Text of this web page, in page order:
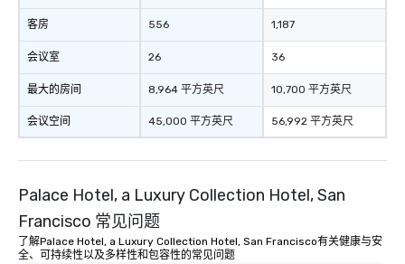
客房
会议室
最大的房间
会议空间
556
26
8,964 平方英尺
45,000 平方英尺
1,187
36
10,700 平方英尺
56,992 平方英尺
Palace Hotel, a Luxury Collection Hotel, San
Francisco 常见问题
了解Palace Hotel, a Luxury Collection Hotel, San Francisco有关健康与安
全、可持续性以及多样性和包容性的常见问题